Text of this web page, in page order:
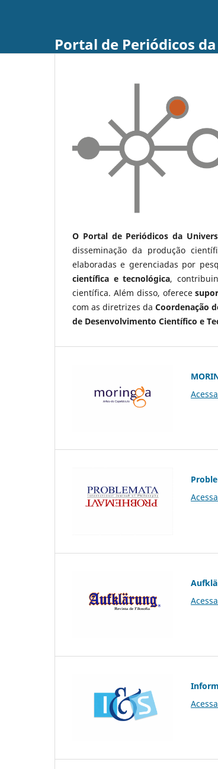
Portal de Periódicos da
O Portal de Periódicos da
disseminação da produção
elaboradas e gerenciadas por
científica e tecnológica,
científica. Além disso, oferece
com as diretrizes daCoordenação
de Desenvolvimento Científico e